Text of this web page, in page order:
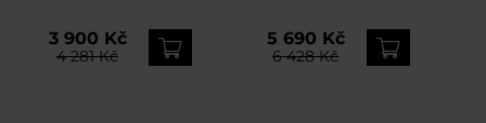
3 900 Kč
4 281 Kč
5 690 Kč
6 428 Kč